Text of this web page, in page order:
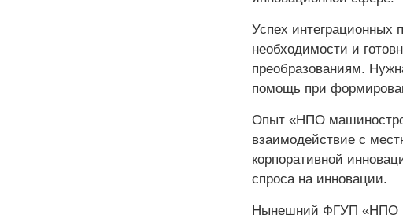
Успех интеграционных
необходимости и
преобразованиям.
помощь при
Опыт «НПО
взаимодействие с
корпоративной
спроса на инновации.
Нынешний ФГУП «НПО